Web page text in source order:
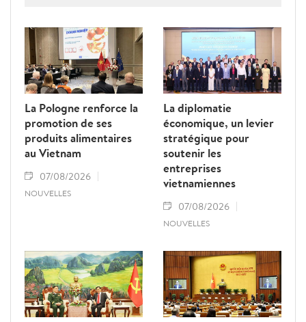
La Pologne renforce la
promotion de ses
produits alimentaires
au Vietnam
07/08/2026
NOUVELLES
La diplomatie
économique, un levier
stratégique pour
soutenir les
entreprises
vietnamiennes
07/08/2026
NOUVELLES